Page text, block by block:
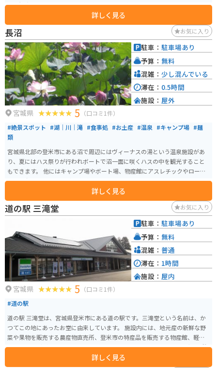
で、観光スポットとしても人気があります。 奥州湖では、カヌーやカヤッ
ク、SUP（スタンドアップパドルボード）などのウォーターアクティビティを
楽しむことができます。初心者でもガイドが同乗するツアーがあるため、安
全に楽しむことができます。湖畔には「奥州湖交流館」があり、胆沢地域の
郷土や歴史、水に関わる文化について学ぶことができます。また、展望台か
らの眺望は絶景で、四季折々の風景が楽しめます。
詳しく見る
長沼 お気に入り
宮城県 5 （口コミ1件）
#絶景スポット #湖｜川｜滝 #食事処 #お土産 #温泉 #キャンプ場 #麺
類
宮城県北部の登米市にある沼で周辺にはヴィーナスの湯という温泉施設があ
り、夏にはハス祭りが行われボートで沼一面に咲くハスの中を観光すること
もできます。 他にはキャンプ場やボート場、物産館にアスレチックやローラ
ー滑り台のあるオランダ風車が目印の長沼フートピア公園があります。コロ
ナの影響でここ数年は行われておりませんが、春には風土マラソンという登
米市の特産品を味わいながら走るマラソン大会も開かれます。
詳しく見る
駐車： 駐車場あり
予算： 無料
混雑： 少し混んでいる
滞在： 0.5時間
施設： 屋外
道の駅 三滝堂 お気に入り
宮城県 5 （口コミ1件）
#道の駅
道の駅 三滝堂は、宮城県登米市にある道の駅です。三滝堂という名前は、か
つてこの地にあったお堂に由来しています。 施設内には、地元産の新鮮な野
菜や果物を販売する農産物直売所、登米市の特産品を販売する物産館、軽食
コーナーなどがあります。 また、道の駅 三滝堂は、バイクツーリングの休憩
場所としても人気です。周辺には、緑豊かな山々が広がっており、ツーリン
詳しく見る
駐車： 駐車場あり
予算： 無料
混雑： 普通
滞在： 1時間
施設： 屋内